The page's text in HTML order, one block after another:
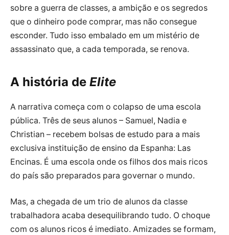
sobre a guerra de classes, a ambição e os segredos
que o dinheiro pode comprar, mas não consegue
esconder. Tudo isso embalado em um mistério de
assassinato que, a cada temporada, se renova.
A história de Elite
A narrativa começa com o colapso de uma escola
pública. Três de seus alunos – Samuel, Nadia e
Christian – recebem bolsas de estudo para a mais
exclusiva instituição de ensino da Espanha: Las
Encinas. É uma escola onde os filhos dos mais ricos
do país são preparados para governar o mundo.
Mas, a chegada de um trio de alunos da classe
trabalhadora acaba desequilibrando tudo. O choque
com os alunos ricos é imediato. Amizades se formam,